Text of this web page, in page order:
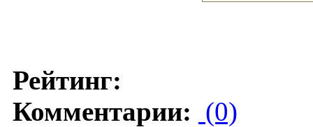
Рейтинг:
Комментарии: (0)